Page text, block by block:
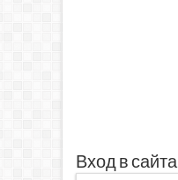
Вход в сайта